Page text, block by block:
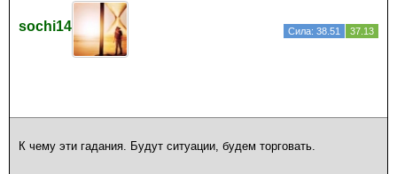
sochi14 Сила: 38.51 37.13
К чему эти гадания. Будут ситуации, будем торговать.